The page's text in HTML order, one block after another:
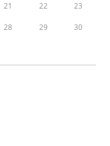
21 22 23
28 29 30